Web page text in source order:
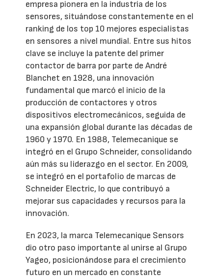
empresa pionera en la industria de los
sensores, situándose constantemente en el
ranking de los top 10 mejores especialistas
en sensores a nivel mundial. Entre sus hitos
clave se incluye la patente del primer
contactor de barra por parte de André
Blanchet en 1928, una innovación
fundamental que marcó el inicio de la
producción de contactores y otros
dispositivos electromecánicos, seguida de
una expansión global durante las décadas de
1960 y 1970. En 1988, Telemecanique se
integró en el Grupo Schneider, consolidando
aún más su liderazgo en el sector. En 2009,
se integró en el portafolio de marcas de
Schneider Electric, lo que contribuyó a
mejorar sus capacidades y recursos para la
innovación.
En 2023, la marca Telemecanique Sensors
dio otro paso importante al unirse al Grupo
Yageo, posicionándose para el crecimiento
futuro en un mercado en constante